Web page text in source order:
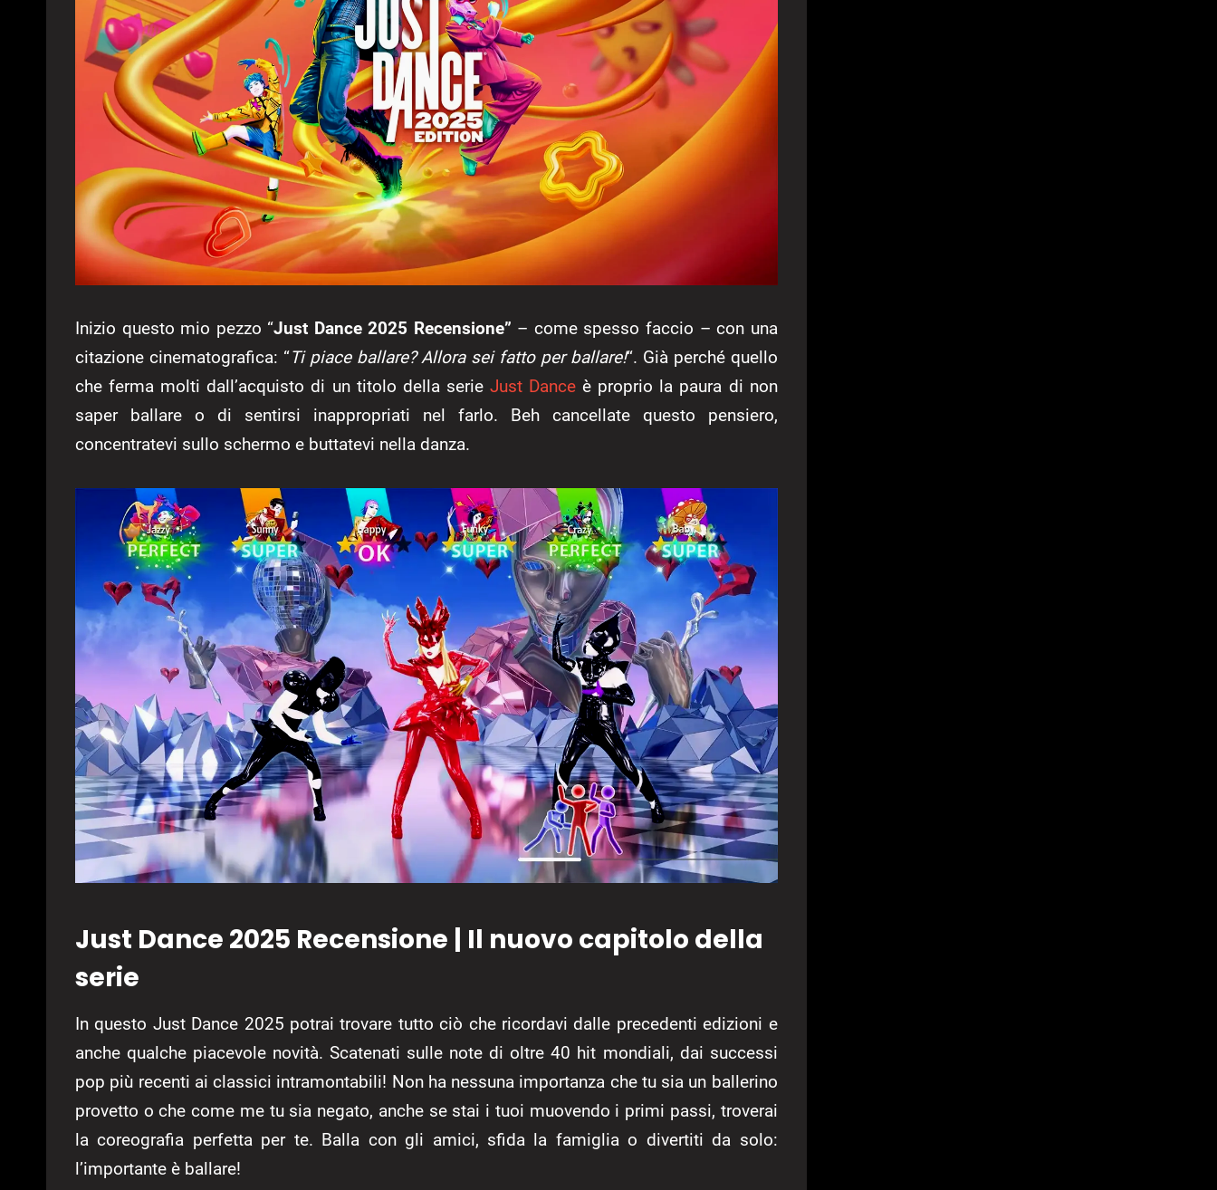
Inizio questo mio pezzo “Just Dance 2025 Recensione” – come spesso faccio – con una
citazione cinematografica: “Ti piace ballare? Allora sei fatto per ballare!“. Già perché quello
che ferma molti dall’acquisto di un titolo della serie Just Dance è proprio la paura di non
saper ballare o di sentirsi inappropriati nel farlo. Beh cancellate questo pensiero,
concentratevi sullo schermo e buttatevi nella danza.
Just Dance 2025 Recensione | Il nuovo capitolo della
serie
In questo Just Dance 2025 potrai trovare tutto ciò che ricordavi dalle precedenti edizioni e
anche qualche piacevole novità. Scatenati sulle note di oltre 40 hit mondiali, dai successi
pop più recenti ai classici intramontabili! Non ha nessuna importanza che tu sia un ballerino
provetto o che come me tu sia negato, anche se stai i tuoi muovendo i primi passi, troverai
la coreografia perfetta per te. Balla con gli amici, sfida la famiglia o divertiti da solo:
l’importante è ballare!